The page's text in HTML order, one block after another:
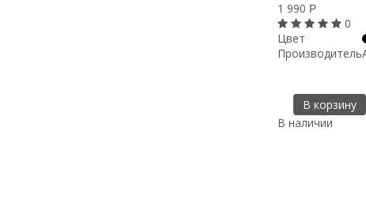
1 990 Р
0
Цвет
Производитель
В корзину
В наличии